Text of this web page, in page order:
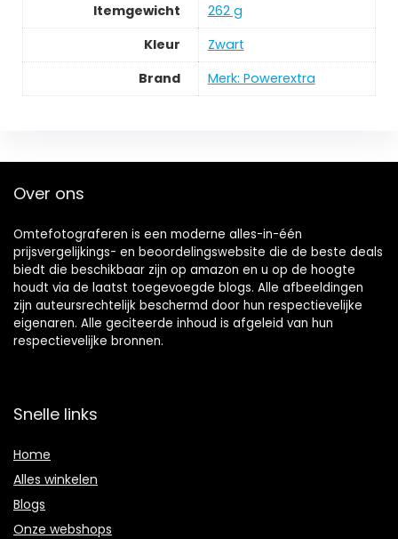
Itemgewicht
‎262 g
Kleur
‎Zwart
Brand
Merk: Powerextra
Over ons
Omtefotograferen is een moderne alles-in-één
prijsvergelijkings- en beoordelingswebsite die de beste deals
biedt die beschikbaar zijn op amazon en u op de hoogte
houdt via de laatst toegevoegde blogs. Alle afbeeldingen
zijn auteursrechtelijk beschermd door hun respectievelijke
eigenaren. Alle geciteerde inhoud is afgeleid van hun
respectievelijke bronnen.
Snelle links
Home
Alles winkelen
Blogs
Onze webshops